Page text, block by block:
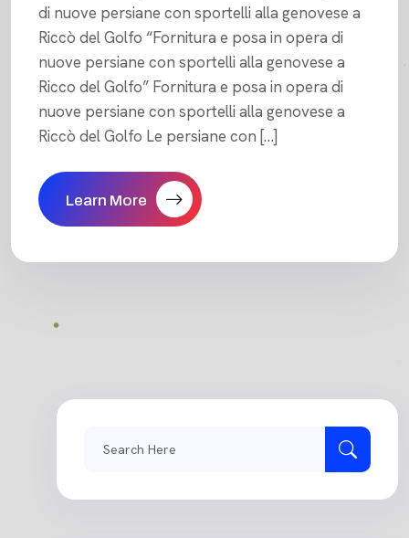
di nuove persiane con sportelli alla genovese a
Riccò del Golfo “Fornitura e posa in opera di
nuove persiane con sportelli alla genovese a
Ricco del Golfo” Fornitura e posa in opera di
nuove persiane con sportelli alla genovese a
Riccò del Golfo Le persiane con […]
Learn More